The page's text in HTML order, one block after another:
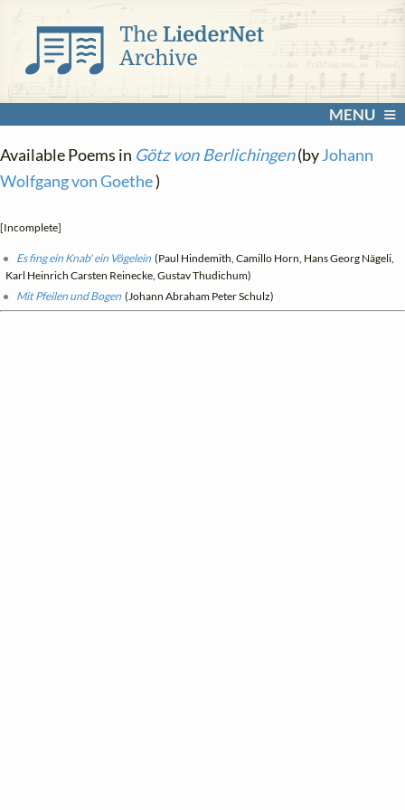
MENU
Available Poems in Götz von Berlichingen(byJohann
Wolfgang von Goethe)
[Incomplete]
Es fing ein Knab' ein Vögelein (Paul Hindemith, Camillo Horn, Hans Georg Nägeli,
Karl Heinrich Carsten Reinecke, Gustav Thudichum)
Mit Pfeilen und Bogen (Johann Abraham Peter Schulz)